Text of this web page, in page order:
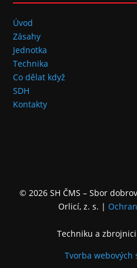
Úvod
Zásahy
Jednotka
Technika
Co dělat když
SDH
Kontakty
© 2026 SH ČMS – Sbor
Orlicí, z. s. |
Techniku a
Tvorba webových